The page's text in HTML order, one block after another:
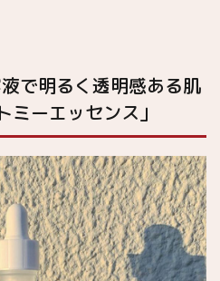
で明るく透明感ある肌
ミーエッセンス」